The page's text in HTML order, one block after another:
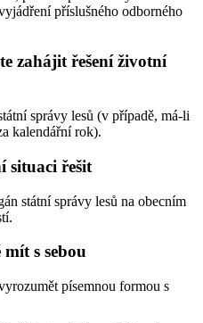
příslušného odborného
zahájit řešení životní
správy lesů (v případě, má-li
kalendářní rok).
situaci řešit
státní správy lesů na obecním
s sebou
písemnou formou s